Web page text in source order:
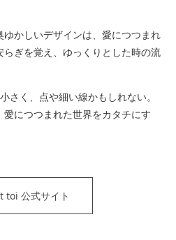
かしいデザインは、愛につつまれ
ぎを覚え、ゆっくりとした時の流
さく、点や細い線かもしれない。
につつまれた世界をカタチにす
toi 公式サイト